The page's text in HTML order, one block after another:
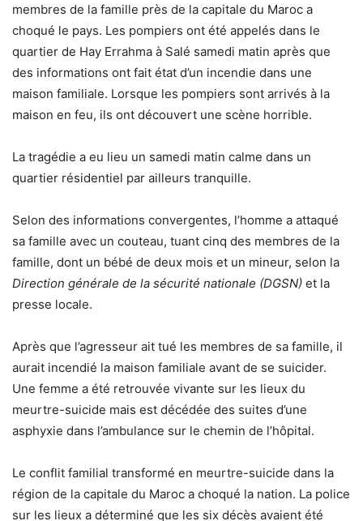
membres de la famille près de la capitale du Maroc a
choqué le pays. Les pompiers ont été appelés dans le
quartier de Hay Errahma à Salé samedi matin après que
des informations ont fait état d’un incendie dans une
maison familiale. Lorsque les pompiers sont arrivés à la
maison en feu, ils ont découvert une scène horrible.
La tragédie a eu lieu un samedi matin calme dans un
quartier résidentiel par ailleurs tranquille.
Selon des informations convergentes, l’homme a attaqué
sa famille avec un couteau, tuant cinq des membres de la
famille, dont un bébé de deux mois et un mineur, selon la
Direction générale de la sécurité nationale (DGSN) et la
presse locale.
Après que l’agresseur ait tué les membres de sa famille, il
aurait incendié la maison familiale avant de se suicider.
Une femme a été retrouvée vivante sur les lieux du
meurtre-suicide mais est décédée des suites d’une
asphyxie dans l’ambulance sur le chemin de l’hôpital.
Le conflit familial transformé en meurtre-suicide dans la
région de la capitale du Maroc a choqué la nation. La police
sur les lieux a déterminé que les six décès avaient été